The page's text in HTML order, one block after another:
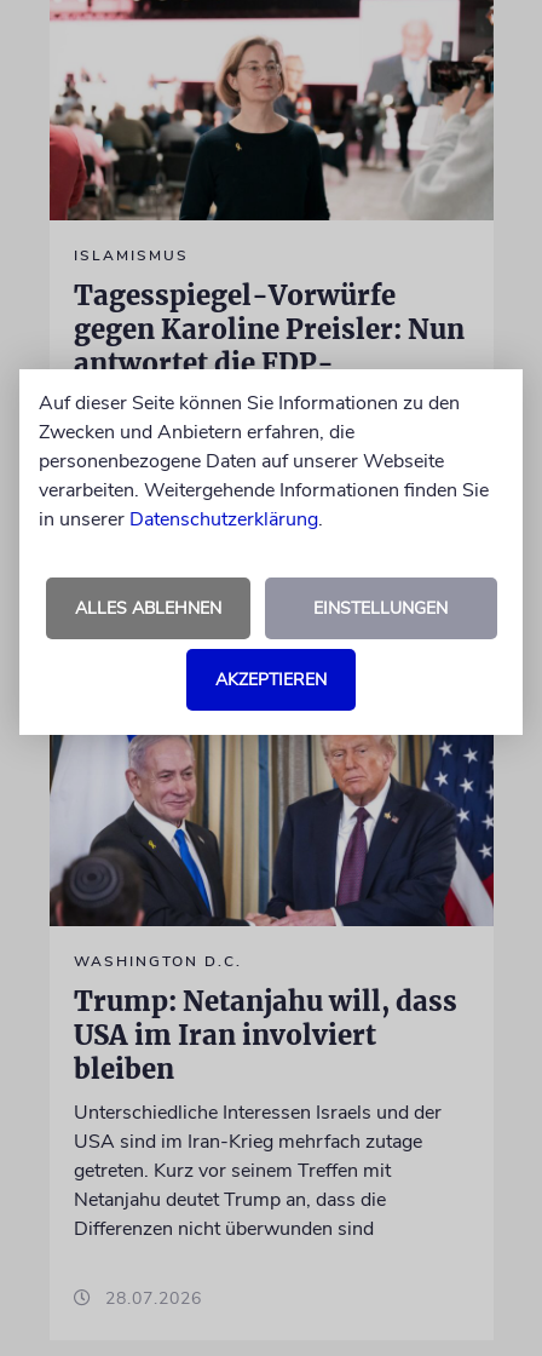
ISLAMISMUS
Tagesspiegel-Vorwürfe
gegen Karoline Preisler: Nun
antwortet die FDP-
Politikerin
Hatte sie einen jungen Mann wegen einer
Vornamensgleichheit zu Unrecht als CSD-
Attentäter verdächtigt? Preisler widerspricht
und beklagt, die Zeitung habe sie nicht zu
WASHINGTON D.C.
Trump: Netanjahu will, dass
USA im Iran involviert
bleiben
Unterschiedliche Interessen Israels und der
USA sind im Iran-Krieg mehrfach zutage
getreten. Kurz vor seinem Treffen mit
Netanjahu deutet Trump an, dass die
Differenzen nicht überwunden sind
28.07.2026
Auf dieser Seite können Sie Informationen zu den
Zwecken und Anbietern erfahren, die
personenbezogene Daten auf unserer Webseite
verarbeiten. Weitergehende Informationen finden Sie
in unserer Datenschutzerklärung.
ALLES ABLEHNEN EINSTELLUNGEN
AKZEPTIEREN